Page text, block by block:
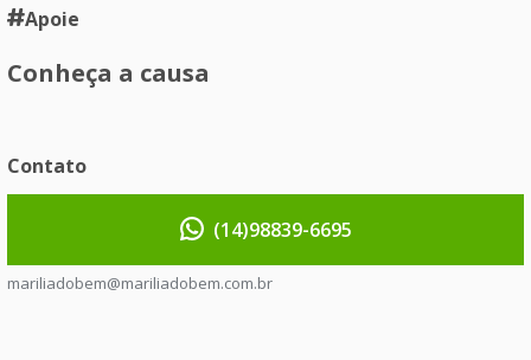
Apoie
Conheça a causa
Contato
(14)98839-6695
mariliadobem@mariliadobem.com.br